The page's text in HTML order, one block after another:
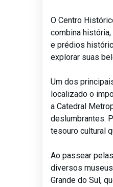
O Centro
combina
e prédios
explorar suas
Um dos
localizado o
a Catedral
deslumbrantes.
tesouro cultural
Ao passear
diversos
Grande do Sul,